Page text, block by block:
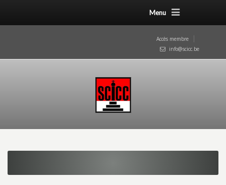
Menu
Accès membre
info@scicc.be